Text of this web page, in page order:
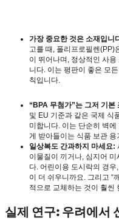
가장 중요한 것은 소재입니
고를 때, 폴리프로필렌(PP)
이 뛰어나며, 정상적인 사
니다. 이는 평판이 좋은 모
칙입니다.
“BPA 무첨가”는 그저 기본
및 EU 기준과 같은 국제 식
미합니다. 이는 단순히 벽
게 받아들이는 식품 보관
일상복도 간과하지 마세요:
이물질이 끼거나, 심지어
다. 어린이용 도시락의 경
이 더 쉬우니까요. 그리고 “
적으로 교체하는 것이 훨씬
실제 연구: 우려에서